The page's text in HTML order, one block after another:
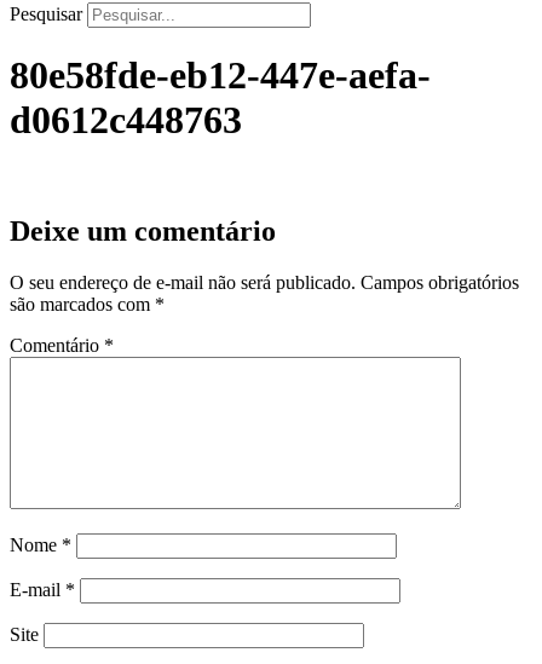
Pesquisar
80e58fde-eb12-447e-aefa-
d0612c448763
Deixe um comentário
O seu endereço de e-mail não será publicado. Campos obrigatórios
são marcados com *
Comentário *
Nome *
E-mail *
Site